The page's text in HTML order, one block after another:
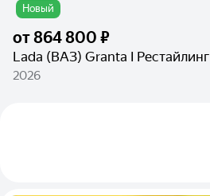
Новый
от864 800 ₽
Lada (ВАЗ) Granta I Рестайлинг
2026